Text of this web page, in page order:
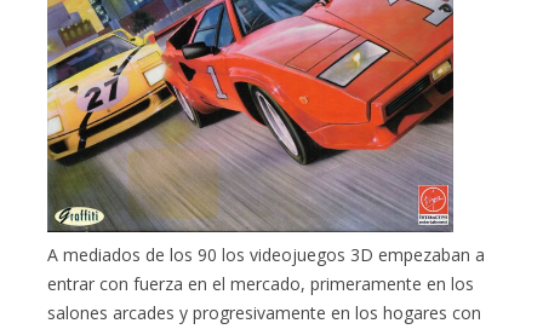
A mediados de los 90 los videojuegos 3D empezaban a
entrar con fuerza en el mercado, primeramente en los
salones arcades y progresivamente en los hogares con